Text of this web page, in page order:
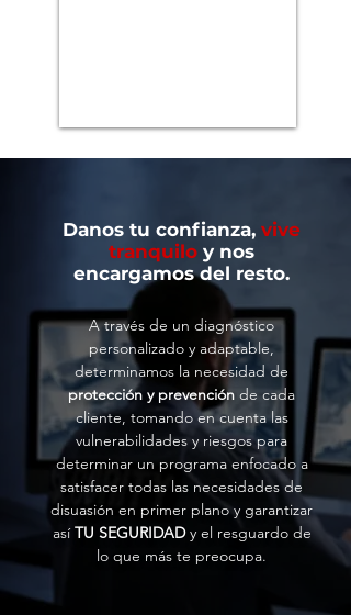
Danos tu confianza, vive
tranquilo y nos
encargamos del resto.
A través de un diagnóstico
personalizado y adaptable,
determinamos la necesidad de
protección y prevención de cada
cliente, tomando en cuenta las
vulnerabilidades y riesgos para
determinar un programa enfocado a
satisfacer todas las necesidades de
disuasión en primer plano y garantizar
asíTU SEGURIDADy el resguardo de
lo que más te preocupa.